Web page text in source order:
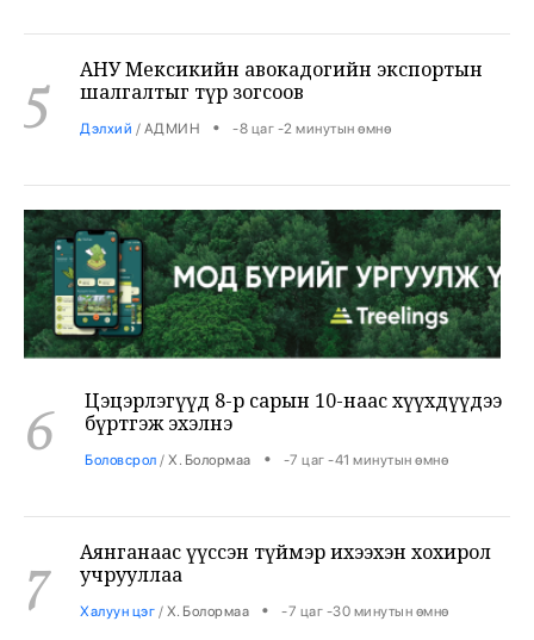
5
шалгалтыг түр зогсоов
Дэлхий/ АДМИН • -8 цаг -2 минутын өмнө
6
Цэцэрлэгүүд 8-р сарын 10-наас хүүхдүүдээ
Боловсрол /Х. Болормаа • -7 цаг -41 минутын өмнө
7
учрууллаа
Халуун цэг/Х. Болормаа • -7 цаг -30 минутын өмнө